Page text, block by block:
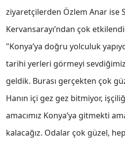
ziyaretçilerden Özlem Anar ise
Kervansarayı’ndan çok
"Konya’ya doğru yolculuk
tarihi yerleri görmeyi sevdiğimiz
geldik. Burası gerçekten çok
Hanın içi gez gez bitmiyor,
amacımız Konya’ya gitmekti
kalacağız. Odalar çok güzel,